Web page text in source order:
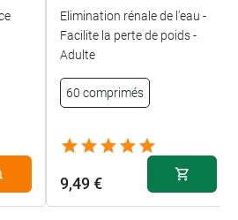
Elimination rénale de l'eau -
Facilite la perte de poids -
Adulte
60 comprimés
9,49 €